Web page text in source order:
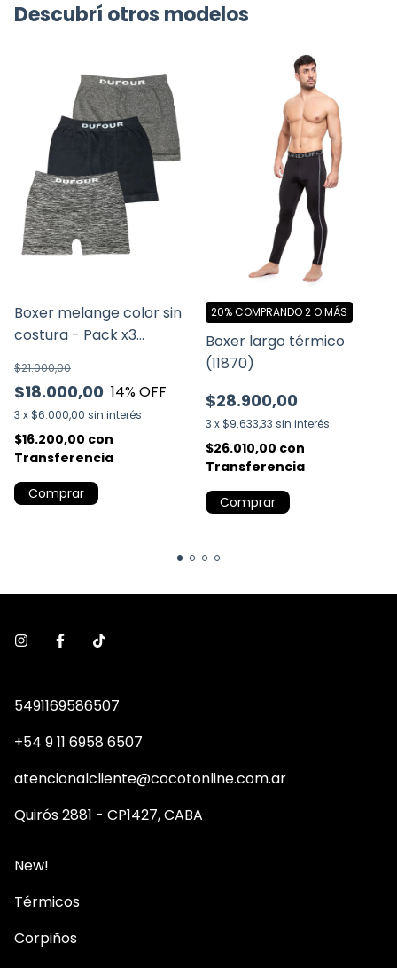
Descubrí otros modelos
Boxer melange color sin
costura - Pack x3
$18.000,00
$21.000,00
14% OFF
3 x $6.000,00 sin interés
$16.200,00 con
Transferencia
Comprar
Boxer largo térmico
(11870)
$28.900,00
3 x $9.633,33 sin interés
20%COMPRANDO 2 O MÁS
$26.010,00 con
Transferencia
Comprar
5491169586507
+54 9 11 6958 6507
atencionalcliente@cocotonline.com.ar
Quirós 2881 - CP1427, CABA
New!
Térmicos
Corpiños